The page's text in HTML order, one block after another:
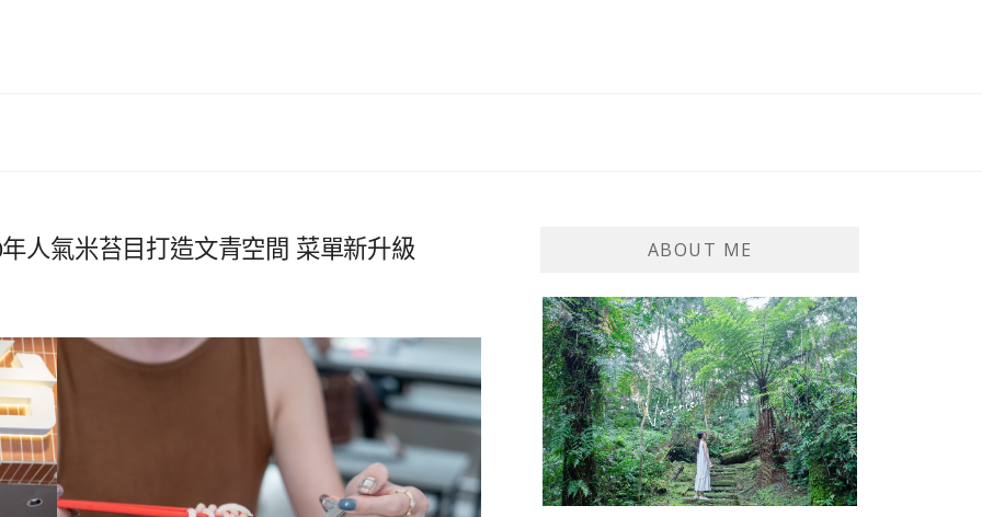
人氣米苔目打造文青空間 菜單新升級 ABOUT ME